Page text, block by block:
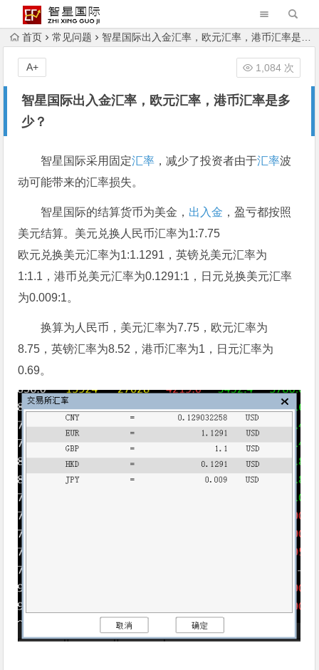
首页 常见问题 智星国际出入金汇率，欧元汇率，港币汇率是多少？
智星国际出入金汇率，欧元汇率，港币汇率是多
少？
1,084 次
A+
智星国际采用固定汇率 ，减少了投资者由于汇率波
动可能带来的汇率损失。
智星国际的结算货币为美金， 出入金 ，盈亏都按照
美元结算。美元兑换人民币汇率为1:7.75
欧元兑换美元汇率为1:1.1291，英镑兑美元汇率为
1:1.1，港币兑美元汇率为0.1291:1，日元兑换美元汇率
为0.009:1。
换算为人民币，美元汇率为7.75，欧元汇率为
8.75，英镑汇率为8.52，港币汇率为1，日元汇率为
0.69。